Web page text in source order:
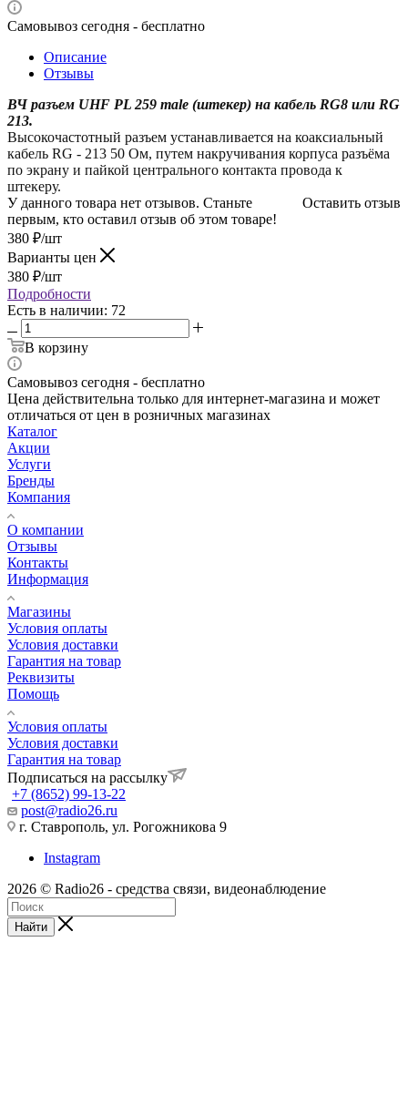
Самовывоз сегодня - бесплатно
Описание
Отзывы
ВЧ разъем UHF PL 259 male (штекер) на кабель RG8 или RG
213.
Высокочастотный разъем устанавливается на коаксиальный
кабель RG - 213 50 Ом, путем накручивания корпуса разъёма
по экрану и пайкой центрального контакта провода к
штекеру.
Оставить отзыв
У данного товара нет отзывов. Станьте
первым, кто оставил отзыв об этом товаре!
380 ₽/шт
Варианты цен
380 ₽/шт
Подробности
Есть в наличии: 72
В корзину
Самовывоз сегодня - бесплатно
Цена действительна только для интернет-магазина и может
отличаться от цен в розничных магазинах
Каталог
Акции
Услуги
Бренды
Компания
О компании
Отзывы
Контакты
Информация
Магазины
Условия оплаты
Условия доставки
Гарантия на товар
Реквизиты
Помощь
Условия оплаты
Условия доставки
Гарантия на товар
Подписаться на рассылку
+7 (8652) 99-13-22
post@radio26.ru
г. Ставрополь, ул. Рогожникова 9
Instagram
2026 © Radio26 - средства связи, видеонаблюдение
Найти